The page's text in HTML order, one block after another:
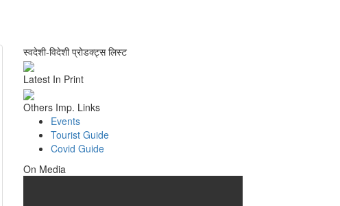
स्वदेशी-विदेशी प्रोडक्ट्स लिस्ट
Latest In Print
Others Imp. Links
Events
Tourist Guide
Covid Guide
On Media